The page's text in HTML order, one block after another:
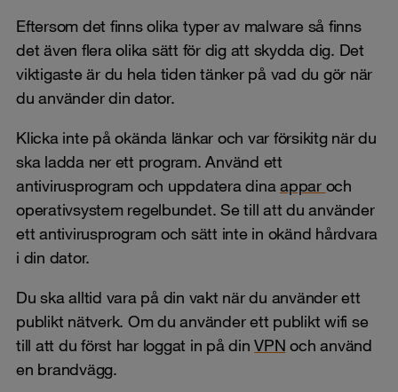
Eftersom det finns olika typer av malware så finns
det även flera olika sätt för dig att skydda dig. Det
viktigaste är du hela tiden tänker på vad du gör när
du använder din dator.
Klicka inte på okända länkar och var försikitg när du
ska ladda ner ett program. Använd ett
antivirusprogram och uppdatera dina appar och
operativsystem regelbundet. Se till att du använder
ett antivirusprogram och sätt inte in okänd hårdvara
i din dator.
Du ska alltid vara på din vakt när du använder ett
publikt nätverk. Om du använder ett publikt wifi se
till att du först har loggat in på dinVPN och använd
en brandvägg.